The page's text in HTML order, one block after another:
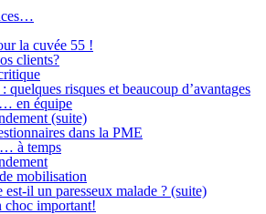
la cuvée 55 !
clients?
quelques risques et beaucoup d’avantages
en équipe
(suite)
dans la PME
à temps
mobilisation
il un paresseux malade ? (suite)
choc important!